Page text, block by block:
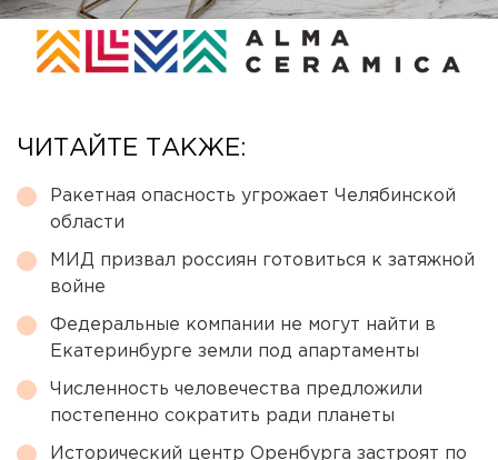
ЧИТАЙТЕ ТАКЖЕ:
Ракетная опасность угрожает Челябинской
области
МИД призвал россиян готовиться к затяжной
войне
Федеральные компании не могут найти в
Екатеринбурге земли под апартаменты
Численность человечества предложили
постепенно сократить ради планеты
Исторический центр Оренбурга застроят по